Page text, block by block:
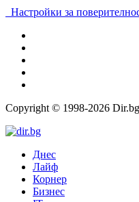
Настройки за
Copyright © 1998-2026
Днес
Лайф
Корнер
Бизнес